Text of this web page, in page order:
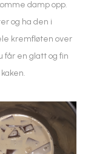
damp opp.
og ha den i
kremfløten over
får en glatt og fin